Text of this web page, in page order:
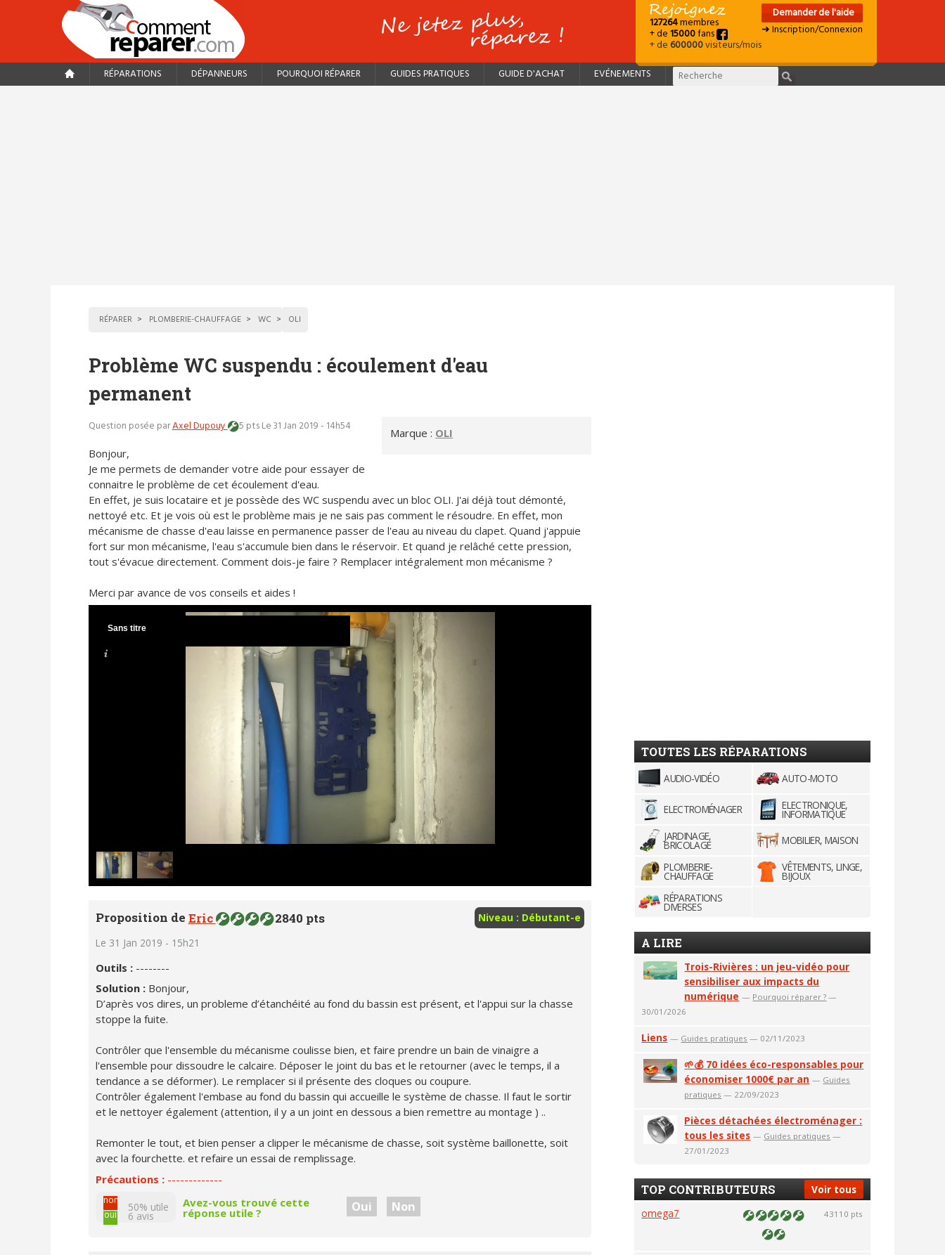
127264membres
+ de15000fans
+ de600000visiteurs/mois
Demander de l'aide
➜ Inscription/Connexion
RÉPARATIONS DÉPANNEURS POURQUOI RÉPARER GUIDES PRATIQUES GUIDE D'ACHAT EVÉNEMENTS
RÉPARER PLOMBERIE-CHAUFFAGE WC OLI
Problème WC suspendu : écoulement d'eau
permanent
Marque : OLI
Question posée parAxel Dupouy 5 ptsLe 31 Jan 2019 - 14h54
Bonjour,
Je me permets de demander votre aide pour essayer de
connaitre le problème de cet écoulement d'eau.
En effet, je suis locataire et je possède des WC suspendu avec un bloc OLI. J'ai déjà tout démonté,
nettoyé etc. Et je vois où est le problème mais je ne sais pas comment le résoudre. En effet, mon
mécanisme de chasse d'eau laisse en permanence passer de l'eau au niveau du clapet. Quand j'appuie
fort sur mon mécanisme, l'eau s'accumule bien dans le réservoir. Et quand je relâché cette pression,
tout s'évacue directement. Comment dois-je faire ? Remplacer intégralement mon mécanisme ?
Merci par avance de vos conseils et aides !
Sans titre
Niveau : Débutant-e
Proposition de Eric 2840 pts
Le 31 Jan 2019 - 15h21
Outils : --------
Solution : Bonjour,
D’après vos dires, un probleme d’étanchéité au fond du bassin est présent, et l'appui sur la chasse
stoppe la fuite.
Contrôler que l'ensemble du mécanisme coulisse bien, et faire prendre un bain de vinaigre a
l'ensemble pour dissoudre le calcaire. Déposer le joint du bas et le retourner (avec le temps, il a
tendance a se déformer). Le remplacer si il présente des cloques ou coupure.
Contrôler également l'embase au fond du bassin qui accueille le système de chasse. Il faut le sortir
et le nettoyer également (attention, il y a un joint en dessous a bien remettre au montage ) ..
Remonter le tout, et bien penser a clipper le mécanisme de chasse, soit système baillonette, soit
avec la fourchette. et refaire un essai de remplissage.
Précautions : -------------
non
oui
50% utile
6 avis
Avez-vous trouvé cette
réponse utile ? Oui Non
TOUTES LES RÉPARATIONS
AUDIO-VIDÉO AUTO-MOTO
ELECTROMÉNAGER ELECTRONIQUE,
INFORMATIQUE
JARDINAGE,
BRICOLAGE
MOBILIER, MAISON
PLOMBERIE-
CHAUFFAGE
VÊTEMENTS, LINGE,
BIJOUX
RÉPARATIONS
DIVERSES
A LIRE
Trois-Rivières : un jeu-vidéo pour
sensibiliser aux impacts du
numérique — Pourquoi réparer ? —
30/01/2026
Liens — Guides pratiques — 02/11/2023
🌱💰 70 idées éco-responsables pour
économiser 1000€ par an — Guides
pratiques — 22/09/2023
Pièces détachées électroménager :
tous les sites — Guides pratiques —
27/01/2023
Voir tous
TOP CONTRIBUTEURS
omega7 43110 pts